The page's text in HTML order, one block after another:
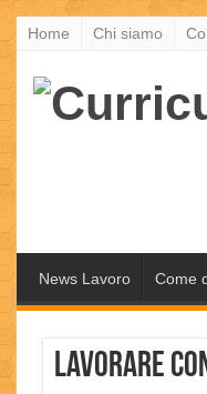
Home Chi siamo
News Lavoro Come
Lavorare